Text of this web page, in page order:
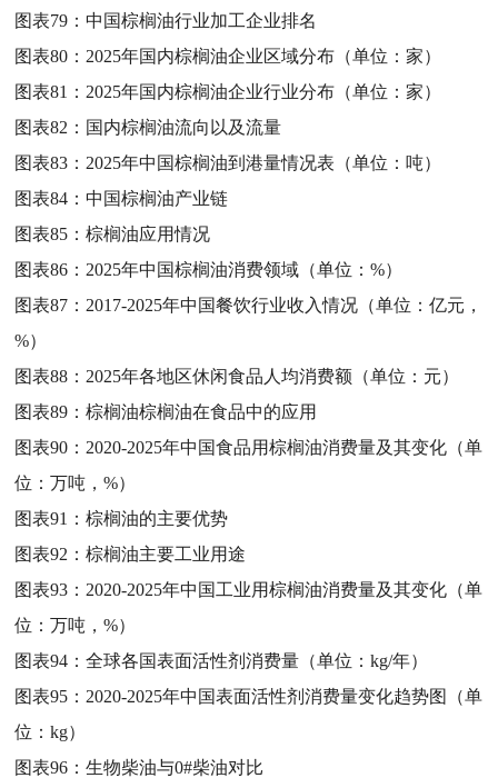
图表79：中国棕榈油行业加工企业排名
图表80： 2025年国内棕榈油企业区域分布（单位：家）
图表81： 2025年国内棕榈油企业行业分布（单位：家）
图表82： 国内棕榈油流向以及流量
图表83： 2025年中国棕榈油到港量情况表（单位：吨）
图表84：中国棕榈油产业链
图表85：棕榈油应用情况
图表86： 2025年中国棕榈油消费领域（单位：%）
图表87： 2017-2025年中国餐饮行业收入情况（单位：亿元，
%）
图表88： 2025年各地区休闲食品人均消费额（单位：元）
图表89：棕榈油棕榈油在食品中的应用
图表90： 2020-2025年中国食品用棕榈油消费量及其变化（单
位：万吨，%）
图表91：棕榈油的主要优势
图表92：棕榈油主要工业用途
图表93： 2020-2025年中国工业用棕榈油消费量及其变化（单
位：万吨，%）
图表94：全球各国表面活性剂消费量（单位：kg/年）
图表95： 2020-2025年中国表面活性剂消费量变化趋势图（单
位：kg）
图表96：生物柴油与0#柴油对比